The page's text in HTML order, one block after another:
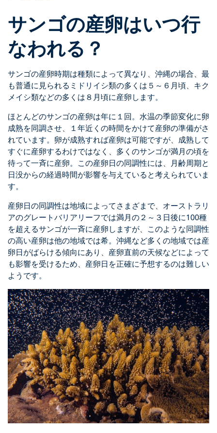
サンゴの産卵はいつ行
なわれる？
サンゴの産卵時期は種類によって異なり、沖縄の場合、最
も普通に見られるミドリイシ類の多くは５～６月頃、キク
メイシ類などの多くは８月頃に産卵します。
ほとんどのサンゴの産卵は年に１回。水温の季節変化に卵
成熟を同調させ、１年近くの時間をかけて産卵の準備がさ
れています。卵が成熟すれば産卵は可能ですが、成熟して
すぐに産卵するわけではなく、多くのサンゴが満月の頃を
待って一斉に産卵。この産卵日の同調性には、月齢周期と
日没からの経過時間が影響を与えていると考えられていま
す。
産卵日の同調性は地域によってさまざまで、オーストラリ
アのグレートバリアリーフでは満月の２～３日後に100種
を超えるサンゴが一斉に産卵しますが、このような同調性
の高い産卵は他の地域では希。沖縄など多くの地域では産
卵日がばらける傾向にあり、産卵直前の天候などによって
も影響を受けるため、産卵日を正確に予想するのは難しい
ようです。